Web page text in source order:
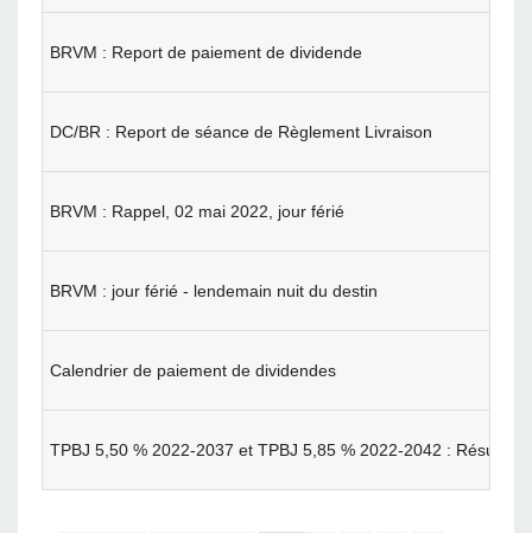
BRVM : Report de paiement de dividende
DC/BR : Report de séance de Règlement Livraison
BRVM : Rappel, 02 mai 2022, jour férié
BRVM : jour férié - lendemain nuit du destin
Calendrier de paiement de dividendes
TPBJ 5,50 % 2022-2037 et TPBJ 5,85 % 2022-2042 :